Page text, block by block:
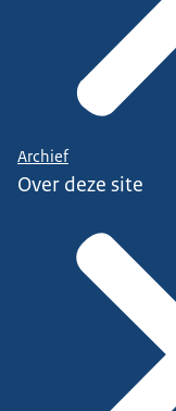
Archief
Over deze site